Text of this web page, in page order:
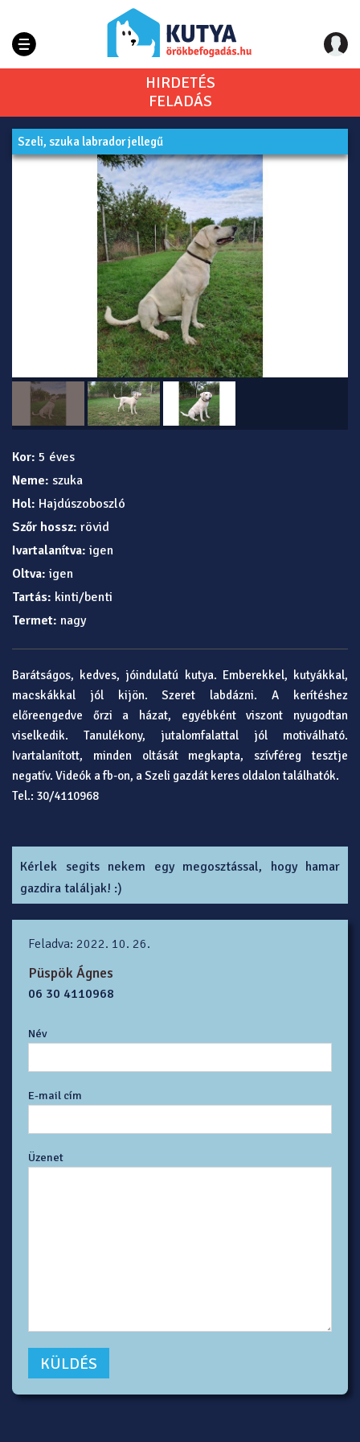
HIRDETÉS
FELADÁS
Szeli, szuka labrador jellegű
Kor: 5 éves
Neme: szuka
Hol: Hajdúszoboszló
Szőr hossz: rövid
Ivartalanítva: igen
Oltva: igen
Tartás: kinti/benti
Termet: nagy
Barátságos, kedves, jóindulatú kutya. Emberekkel, kutyákkal,
macskákkal jól kijön. Szeret labdázni. A kerítéshez
előreengedve őrzi a házat, egyébként viszont nyugodtan
viselkedik. Tanulékony, jutalomfalattal jól motiválható.
Ivartalanított, minden oltását megkapta, szívféreg tesztje
negatív. Videók a fb-on, a Szeli gazdát keres oldalon találhatók.
Tel.: 30/4110968
Kérlek segits nekem egy megosztással, hogy hamar
gazdira találjak! :)
Feladva: 2022. 10. 26.
Püspök Ágnes
06 30 4110968
Név
E-mail cím
Üzenet